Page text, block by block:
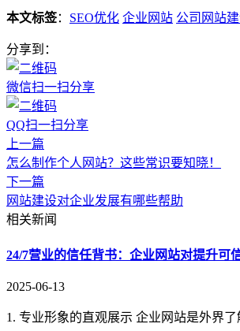
本文标签： SEO优化 企业网站 公司网站
分享到：
微信扫一扫分享
QQ扫一扫分享
上一篇
怎么制作个人网站？这些常识要知晓！
下一篇
网站建设对企业发展有哪些帮助
相关新闻
24/7营业的信任背书：企业网站对提升可
2025-06-13
1. 专业形象的直观展示 企业网站是外界